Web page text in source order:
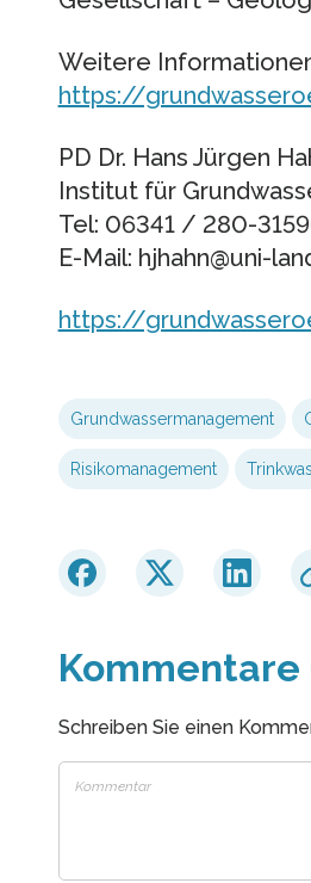
Weitere
https://
PD Dr. Hans Jürgen
Institut für
Tel: 06341 / 280-
E-Mail: hjhahn@uni-
https://
Grundwassermanagement
Risikomanagement
Kommentare
Schreiben Sie einen